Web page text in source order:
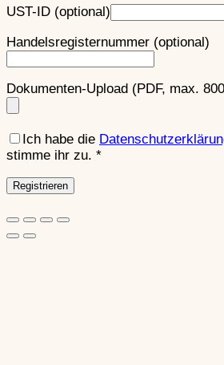
UST-ID (optional)
Handelsregisternummer (optional)
Dokumenten-Upload (PDF, max.
Ich habe die
stimme ihr zu. *
Registrieren